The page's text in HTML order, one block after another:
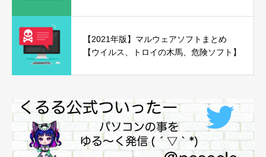
【2021年版】マルウェアソフトまとめ
【ウイルス、トロイの木馬、危険ソフト】